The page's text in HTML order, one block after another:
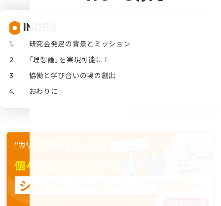
INDEX
研究会発足の背景とミッション
「理想論」を実現可能に！
協働と学び合いの場の創出
おわりに